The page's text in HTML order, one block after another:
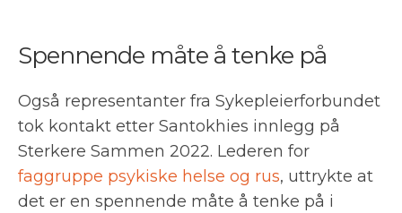
Spennende måte å tenke på
Også representanter fra Sykepleierforbundet
tok kontakt etter Santokhies innlegg på
Sterkere Sammen 2022. Lederen for
faggruppe psykiske helse og rus, uttrykte at
det er en spennende måte å tenke på i